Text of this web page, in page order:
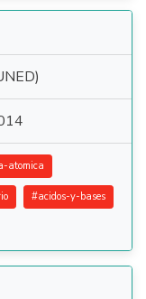
atomica
#acidos-y-bases